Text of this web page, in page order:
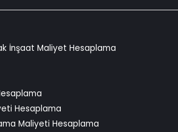
İnşaat Maliyet Hesaplama
Hesaplama
Maliyeti Hesaplama